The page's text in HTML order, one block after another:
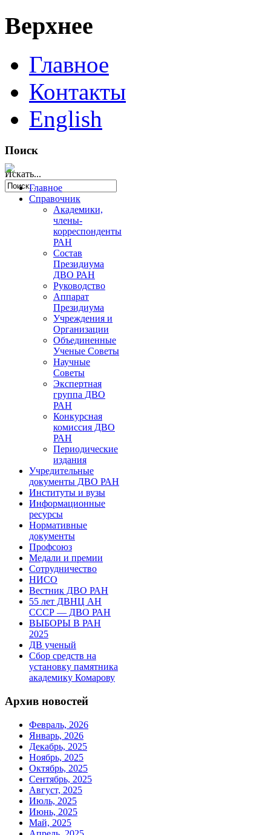
Верхнее
Главное
Контакты
English
Поиск
Искать...
Главное
Справочник
Академики,
члены-
корреспонденты
РАН
Состав
Президиума
ДВО РАН
Руководство
Аппарат
Президиума
Учреждения и
Организации
Объединенные
Ученые Советы
Научные
Советы
Экспертная
группа ДВО
РАН
Конкурсная
комиссия ДВО
РАН
Периодические
издания
Учредительные
документы ДВО РАН
Институты и вузы
Информационные
ресурсы
Нормативные
документы
Профсоюз
Медали и премии
Сотрудничество
НИСО
Вестник ДВО РАН
55 лет ДВНЦ АН
СССР — ДВО РАН
ВЫБОРЫ В РАН
2025
ДВ ученый
Сбор средств на
установку памятника
академику Комарову
Архив новостей
Февраль, 2026
Январь, 2026
Декабрь, 2025
Ноябрь, 2025
Октябрь, 2025
Сентябрь, 2025
Август, 2025
Июль, 2025
Июнь, 2025
Май, 2025